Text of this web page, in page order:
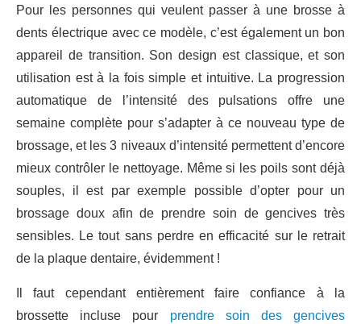
Pour les personnes qui veulent passer à une brosse à
dents électrique avec ce modèle, c’est également un bon
appareil de transition. Son design est classique, et son
utilisation est à la fois simple et intuitive. La progression
automatique de l’intensité des pulsations offre une
semaine complète pour s’adapter à ce nouveau type de
brossage, et les 3 niveaux d’intensité permettent d’encore
mieux contrôler le nettoyage. Même si les poils sont déjà
souples, il est par exemple possible d’opter pour un
brossage doux afin de prendre soin de gencives très
sensibles. Le tout sans perdre en efficacité sur le retrait
de la plaque dentaire, évidemment !
Il faut cependant entièrement faire confiance à la
brossette incluse pour prendre soin des gencives